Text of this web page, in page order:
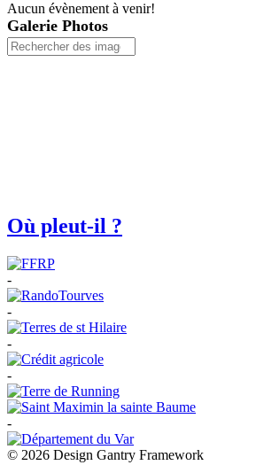
Aucun évènement à venir!
Galerie Photos
Où pleut-il ?
-
-
-
-
-
© 2026 Design Gantry Framework